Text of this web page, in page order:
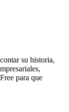
su historia,
para que